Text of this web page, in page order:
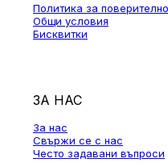
Политика за
Общи условия
Бисквитки
ЗА НАС
За нас
Свържи се с нас
Често задавани въпроси